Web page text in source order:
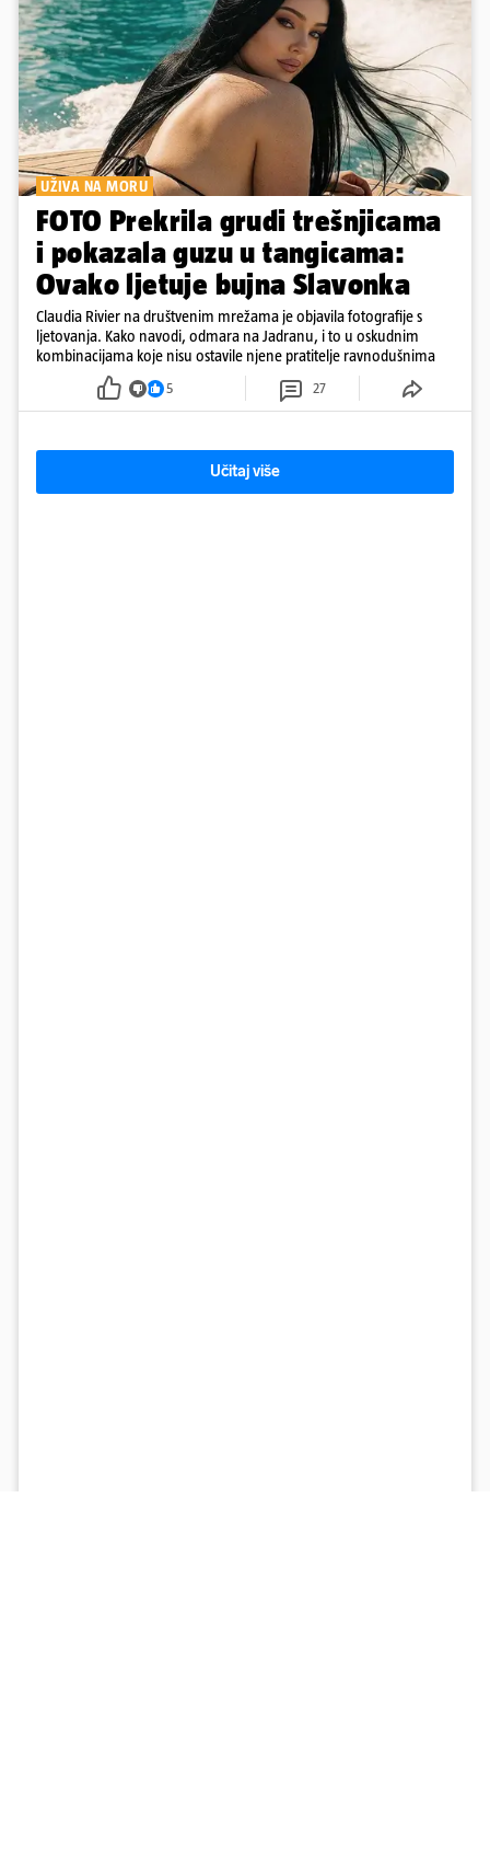
UŽIVA NA MORU
FOTO Prekrila grudi trešnjicama
i pokazala guzu u tangicama:
Ovako ljetuje bujna Slavonka
Claudia Rivier na društvenim mrežama je objavila fotografije s
ljetovanja. Kako navodi, odmara na Jadranu, i to u oskudnim
kombinacijama koje nisu ostavile njene pratitelje ravnodušnima
5 27
Učitaj više